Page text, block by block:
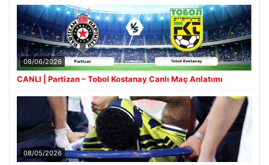
08/06/2026
CANLI | Partizan – Tobol Kostanay Canlı Maç Anlatımı
08/05/2026